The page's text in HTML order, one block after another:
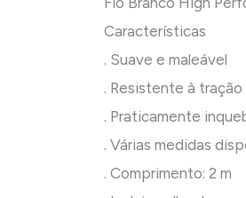
Características
. Suave e maleável
. Resistente à
. Praticamente
. Várias medidas
. Comprimento: 2 m